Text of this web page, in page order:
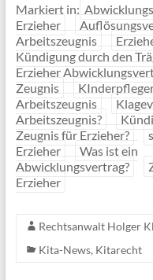
Markiert in:
Erzieher
Arbeitszeugnis
Kündigung durch den
Erzieher
Zeugnis
Arbeitszeugnis
Arbeitszeugnis?
Zeugnis für Erzieher?
Erzieher
Was ist ein
Abwicklungsvertrag?
Erzieher
Rechtsanwalt Holger
Kita-News, Kitarecht